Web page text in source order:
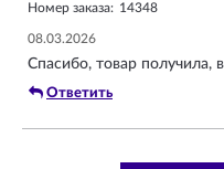
Номер заказа: 14348
08.03.2026
Спасибо, товар получила,
Ответить